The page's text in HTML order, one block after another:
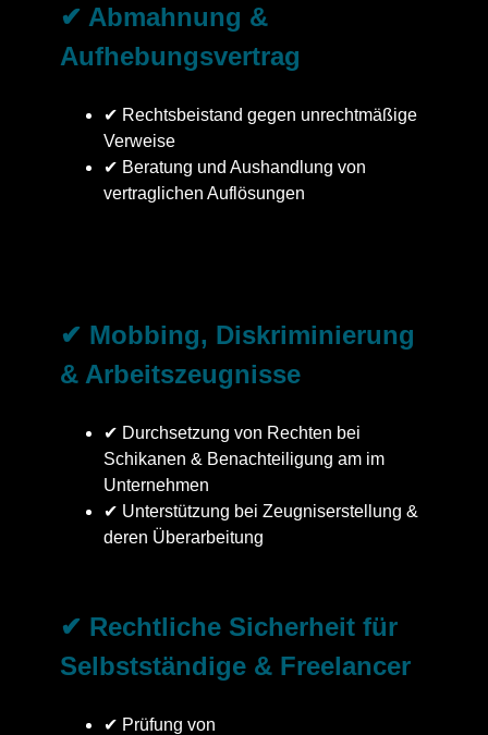
✔ Abmahnung &
Aufhebungsvertrag
✔ Rechtsbeistand gegen unrechtmäßige
Verweise
✔ Beratung und Aushandlung von
vertraglichen Auflösungen
✔ Mobbing, Diskriminierung
& Arbeitszeugnisse
✔ Durchsetzung von Rechten bei
Schikanen & Benachteiligung am im
Unternehmen
✔ Unterstützung bei Zeugniserstellung &
deren Überarbeitung
✔ Rechtliche Sicherheit für
Selbstständige & Freelancer
✔ Prüfung von